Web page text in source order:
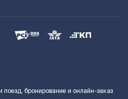
бронирование и онлайн-заказ